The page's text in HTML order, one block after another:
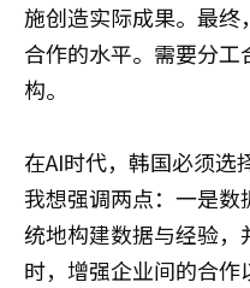
施创造实际成果。最终
合作的水平。需要分
构。
在AI时代，韩国必须选
我想强调两点：一是
统地构建数据与经验
时，增强企业间的合作